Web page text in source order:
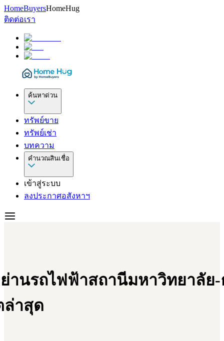
HomeBuyersHomeHug
ติดต่อเรา
ค้นหาด่วน
ทรัพย์ขาย
ทรัพย์เช่า
บทความ
คำนวณสินเชื่อ
เข้าสู่ระบบ
ลงประกาศอสังหาฯ
านรถไฟฟ้าสถานีมหาวิทยาลัย
ล่าสุด